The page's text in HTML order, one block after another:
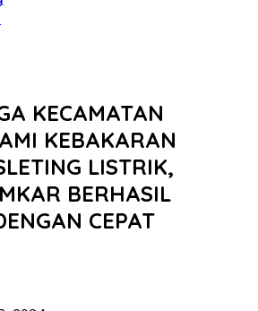
KECAMATAN
KEBAKARAN
LISTRIK,
BERHASIL
CEPAT